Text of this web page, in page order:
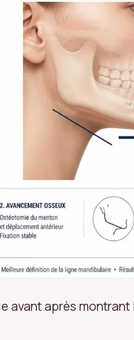
après montrant